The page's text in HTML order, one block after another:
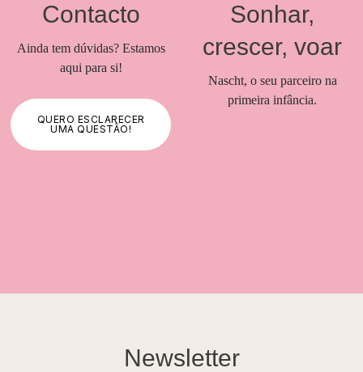
Contacto
Ainda tem dúvidas? Estamos
aqui para si!
QUERO ESCLARECER
UMA QUESTÃO!
Sonhar,
crescer, voar
Nascht, o seu parceiro na
primeira infância.
Newsletter